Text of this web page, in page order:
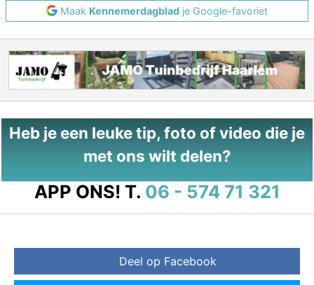
Maak Kennemerdagblad je Google-favoriet
Heb je een leuke tip, foto of video die je
met ons wilt delen?
APP ONS! T. 06 - 574 71 321
Deel op Facebook